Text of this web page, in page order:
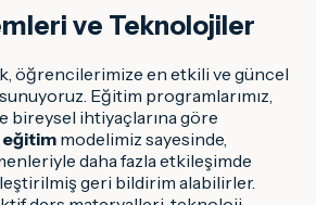
ve Teknolojiler
öğrencilerimize en etkili ve güncel
Eğitim programlarımız,
bireysel ihtiyaçlarına göre
modelimiz sayesinde,
daha fazla etkileşimde
geri bildirim alabilirler.